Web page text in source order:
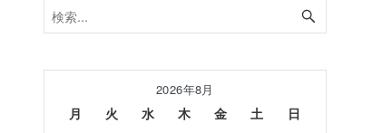
2026年8月
月 火 水 木 金 土 日